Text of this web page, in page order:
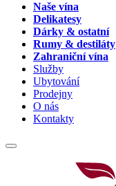
Naše vína
Delikatesy
Dárky & ostatní
Rumy & destiláty
Zahraniční vína
Služby
Ubytování
Prodejny
O nás
Kontakty